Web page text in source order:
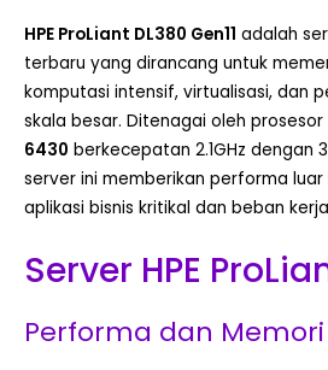
HPE ProLiant DL380 Gen11 adalah
terbaru yang dirancang untuk
komputasi intensif, virtualisasi, dan
skala besar. Ditenagai oleh prosesor
6430 berkecepatan 2.1GHz dengan
server ini memberikan performa
aplikasi bisnis kritikal dan beban
Server HPE
Performa dan Memori